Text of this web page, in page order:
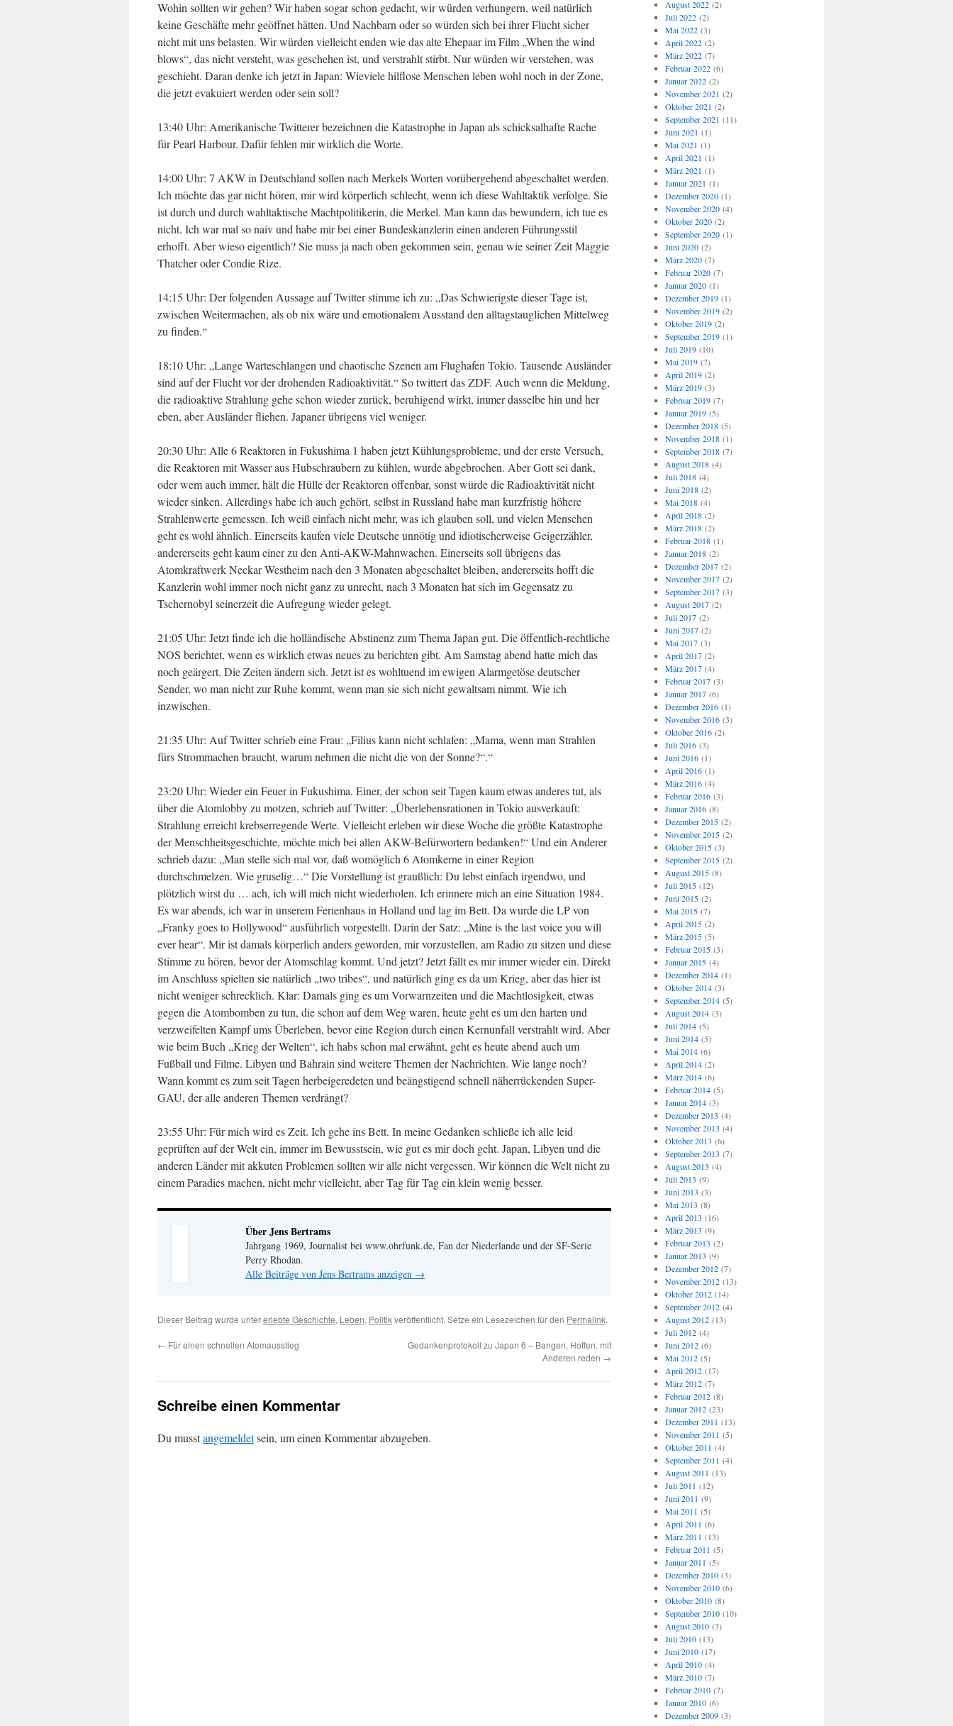
Wohin sollten wir gehen? Wir haben sogar schon gedacht, wir würden verhungern, weil natürlich
keine Geschäfte mehr geöffnet hätten. Und Nachbarn oder so würden sich bei ihrer Flucht sicher
nicht mit uns belasten. Wir würden vielleicht enden wie das alte Ehepaar im Film „When the wind
blows“, das nicht versteht, was geschehen ist, und verstrahlt stirbt. Nur würden wir verstehen, was
geschieht. Daran denke ich jetzt in Japan: Wieviele hilflose Menschen leben wohl noch in der Zone,
die jetzt evakuiert werden oder sein soll?
13:40 Uhr: Amerikanische Twitterer bezeichnen die Katastrophe in Japan als schicksalhafte Rache
für Pearl Harbour. Dafür fehlen mir wirklich die Worte.
14:00 Uhr: 7 AKW in Deutschland sollen nach Merkels Worten vorübergehend abgeschaltet werden.
Ich möchte das gar nicht hören, mir wird körperlich schlecht, wenn ich diese Wahltaktik verfolge. Sie
ist durch und durch wahltaktische Machtpolitikerin, die Merkel. Man kann das bewundern, ich tue es
nicht. Ich war mal so naiv und habe mir bei einer Bundeskanzlerin einen anderen Führungsstil
erhofft. Aber wieso eigentlich? Sie muss ja nach oben gekommen sein, genau wie seiner Zeit Maggie
Thatcher oder Condie Rize.
14:15 Uhr: Der folgenden Aussage auf Twitter stimme ich zu: „Das Schwierigste dieser Tage ist,
zwischen Weitermachen, als ob nix wäre und emotionalem Ausstand den alltagstauglichen Mittelweg
zu finden.“
18:10 Uhr: „Lange Warteschlangen und chaotische Szenen am Flughafen Tokio. Tausende Ausländer
sind auf der Flucht vor der drohenden Radioaktivität.“ So twittert das ZDF. Auch wenn die Meldung,
die radioaktive Strahlung gehe schon wieder zurück, beruhigend wirkt, immer dasselbe hin und her
eben, aber Ausländer fliehen. Japaner übrigens viel weniger.
20:30 Uhr: Alle 6 Reaktoren in Fukushima 1 haben jetzt Kühlungsprobleme, und der erste Versuch,
die Reaktoren mit Wasser aus Hubschraubern zu kühlen, wurde abgebrochen. Aber Gott sei dank,
oder wem auch immer, hält die Hülle der Reaktoren offenbar, sonst würde die Radioaktivität nicht
wieder sinken. Allerdings habe ich auch gehört, selbst in Russland habe man kurzfristig höhere
Strahlenwerte gemessen. Ich weiß einfach nicht mehr, was ich glauben soll, und vielen Menschen
geht es wohl ähnlich. Einerseits kaufen viele Deutsche unnötig und idiotischerweise Geigerzähler,
andererseits geht kaum einer zu den Anti-AKW-Mahnwachen. Einerseits soll übrigens das
Atomkraftwerk Neckar Westheim nach den 3 Monaten abgeschaltet bleiben, andererseits hofft die
Kanzlerin wohl immer noch nicht ganz zu unrecht, nach 3 Monaten hat sich im Gegensatz zu
Tschernobyl seinerzeit die Aufregung wieder gelegt.
21:05 Uhr: Jetzt finde ich die holländische Abstinenz zum Thema Japan gut. Die öffentlich-rechtliche
NOS berichtet, wenn es wirklich etwas neues zu berichten gibt. Am Samstag abend hatte mich das
noch geärgert. Die Zeiten ändern sich. Jetzt ist es wohltuend im ewigen Alarmgetöse deutscher
Sender, wo man nicht zur Ruhe kommt, wenn man sie sich nicht gewaltsam nimmt. Wie ich
inzwischen.
21:35 Uhr: Auf Twitter schrieb eine Frau: „Filius kann nicht schlafen: „Mama, wenn man Strahlen
fürs Strommachen braucht, warum nehmen die nicht die von der Sonne?“.“
23:20 Uhr: Wieder ein Feuer in Fukushima. Einer, der schon seit Tagen kaum etwas anderes tut, als
über die Atomlobby zu motzen, schrieb auf Twitter: „Überlebensrationen in Tokio ausverkauft:
Strahlung erreicht krebserregende Werte. Vielleicht erleben wir diese Woche die größte Katastrophe
der Menschheitsgeschichte, möchte mich bei allen AKW-Befürwortern bedanken!“ Und ein Anderer
schrieb dazu: „Man stelle sich mal vor, daß womöglich 6 Atomkerne in einer Region
durchschmelzen. Wie gruselig…“ Die Vorstellung ist graußlich: Du lebst einfach irgendwo, und
plötzlich wirst du … ach, ich will mich nicht wiederholen. Ich erinnere mich an eine Situation 1984.
Es war abends, ich war in unserem Ferienhaus in Holland und lag im Bett. Da wurde die LP von
„Franky goes to Hollywood“ ausführlich vorgestellt. Darin der Satz: „Mine is the last voice you will
ever hear“. Mir ist damals körperlich anders geworden, mir vorzustellen, am Radio zu sitzen und diese
Stimme zu hören, bevor der Atomschlag kommt. Und jetzt? Jetzt fällt es mir immer wieder ein. Direkt
im Anschluss spielten sie natürlich „two tribes“, und natürlich ging es da um Krieg, aber das hier ist
nicht weniger schrecklich. Klar: Damals ging es um Vorwarnzeiten und die Machtlosigkeit, etwas
gegen die Atombomben zu tun, die schon auf dem Weg waren, heute geht es um den harten und
verzweifelten Kampf ums Überleben, bevor eine Region durch einen Kernunfall verstrahlt wird. Aber
wie beim Buch „Krieg der Welten“, ich habs schon mal erwähnt, geht es heute abend auch um
Fußball und Filme. Libyen und Bahrain sind weitere Themen der Nachrichten. Wie lange noch?
Wann kommt es zum seit Tagen herbeigeredeten und beängstigend schnell näherrückenden Super-
GAU, der alle anderen Themen verdrängt?
23:55 Uhr: Für mich wird es Zeit. Ich gehe ins Bett. In meine Gedanken schließe ich alle leid
geprüften auf der Welt ein, immer im Bewusstsein, wie gut es mir doch geht. Japan, Libyen und die
anderen Länder mit akkuten Problemen sollten wir alle nicht vergessen. Wir können die Welt nicht zu
einem Paradies machen, nicht mehr vielleicht, aber Tag für Tag ein klein wenig besser.
Über Jens Bertrams
Jahrgang 1969, Journalist bei www.ohrfunk.de, Fan der Niederlande und der SF-Serie
Perry Rhodan.
Alle Beiträge von Jens Bertrams anzeigen →
Dieser Beitrag wurde untererlebte Geschichte, Leben, Politikveröffentlicht. Setze ein Lesezeichen für den Permalink.
← Für einen schnellen Atomausstieg
Gedankenprotokoll zu Japan 6 – Bangen, Hoffen, mit
Anderen reden →
Schreibe einen Kommentar
Du musstangemeldetsein, um einen Kommentar abzugeben.
August 2022(2)
Juli 2022(2)
Mai 2022(3)
April 2022(2)
März 2022(7)
Februar 2022(6)
Januar 2022(2)
November 2021 (2)
Oktober 2021 (2)
September 2021 (11)
Juni 2021 (1)
Mai 2021 (1)
April 2021 (1)
März 2021 (1)
Januar 2021 (1)
Dezember 2020(1)
November 2020(4)
Oktober 2020(2)
September 2020(1)
Juni 2020(2)
März 2020(7)
Februar 2020(7)
Januar 2020(1)
Dezember 2019(1)
November 2019(2)
Oktober 2019(2)
September 2019(1)
Juli 2019(10)
Mai 2019(7)
April 2019(2)
März 2019(3)
Februar 2019(7)
Januar 2019(5)
Dezember 2018(5)
November 2018(1)
September 2018(7)
August 2018(4)
Juli 2018(4)
Juni 2018(2)
Mai 2018(4)
April 2018(2)
März 2018(2)
Februar 2018(1)
Januar 2018(2)
Dezember 2017(2)
November 2017(2)
September 2017(3)
August 2017(2)
Juli 2017(2)
Juni 2017(2)
Mai 2017(3)
April 2017(2)
März 2017(4)
Februar 2017(3)
Januar 2017(6)
Dezember 2016(1)
November 2016(3)
Oktober 2016(2)
Juli 2016(3)
Juni 2016(1)
April 2016(1)
März 2016(4)
Februar 2016(3)
Januar 2016(8)
Dezember 2015(2)
November 2015(2)
Oktober 2015(3)
September 2015(2)
August 2015(8)
Juli 2015(12)
Juni 2015(2)
Mai 2015(7)
April 2015(2)
März 2015(5)
Februar 2015(3)
Januar 2015(4)
Dezember 2014(1)
Oktober 2014(3)
September 2014(5)
August 2014(3)
Juli 2014(5)
Juni 2014(5)
Mai 2014(6)
April 2014(2)
März 2014(6)
Februar 2014(5)
Januar 2014(3)
Dezember 2013 (4)
November 2013 (4)
Oktober 2013 (6)
September 2013 (7)
August 2013 (4)
Juli 2013 (9)
Juni 2013 (3)
Mai 2013 (8)
April 2013 (16)
März 2013 (9)
Februar 2013 (2)
Januar 2013 (9)
Dezember 2012(7)
November 2012(13)
Oktober 2012(14)
September 2012(4)
August 2012(13)
Juli 2012(4)
Juni 2012(6)
Mai 2012(5)
April 2012(17)
März 2012(7)
Februar 2012(8)
Januar 2012(23)
Dezember 2011 (13)
November 2011 (5)
Oktober 2011 (4)
September 2011 (4)
August 2011 (13)
Juli 2011 (12)
Juni 2011 (9)
Mai 2011 (5)
April 2011 (6)
März 2011 (13)
Februar 2011 (5)
Januar 2011 (5)
Dezember 2010(3)
November 2010(6)
Oktober 2010(8)
September 2010(10)
August 2010(3)
Juli 2010(13)
Juni 2010(17)
April 2010(4)
März 2010(7)
Februar 2010(7)
Januar 2010(6)
Dezember 2009(3)